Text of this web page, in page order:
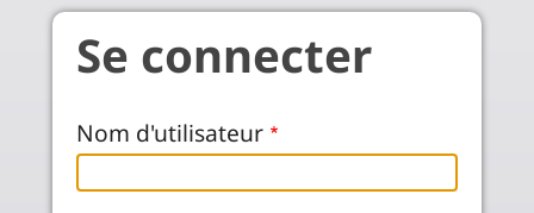
Aller au contenu principal
Se connecter
Nom d'utilisateur